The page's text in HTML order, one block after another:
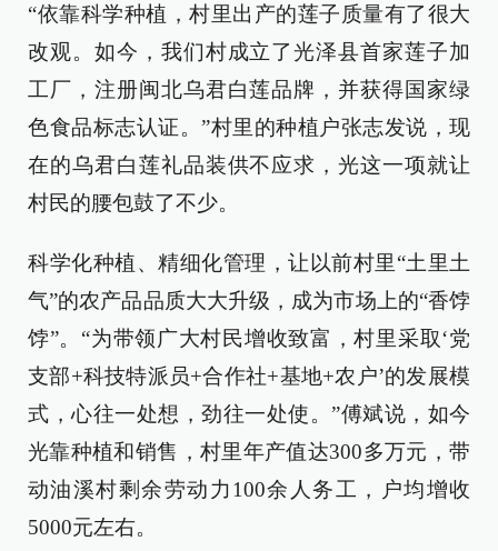
“依靠科学种植，村里出产的莲子质量有了很大
改观。如今，我们村成立了光泽县首家莲子加
工厂，注册闽北乌君白莲品牌，并获得国家绿
色食品标志认证。”村里的种植户张志发说，现
在的乌君白莲礼品装供不应求，光这一项就让
村民的腰包鼓了不少。
科学化种植、精细化管理，让以前村里“土里土
气”的农产品品质大大升级，成为市场上的“香饽
饽”。“为带领广大村民增收致富，村里采取‘党
支部+科技特派员+合作社+基地+农户’的发展模
式，心往一处想，劲往一处使。”傅斌说，如今
光靠种植和销售，村里年产值达300多万元，带
动油溪村剩余劳动力100余人务工，户均增收
5000元左右。